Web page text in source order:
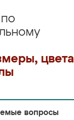
цвета
вопросы